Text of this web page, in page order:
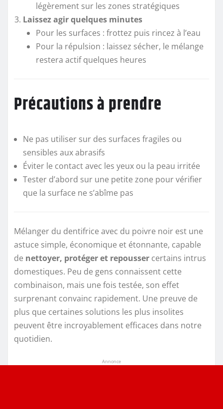
légèrement sur les zones stratégiques
Laissez agir quelques minutes
Pour les surfaces : frottez puis rincez à l’eau
Pour la répulsion : laissez sécher, le mélange
restera actif quelques heures
Précautions à prendre
Ne pas utiliser sur des surfaces fragiles ou
sensibles aux abrasifs
Éviter le contact avec les yeux ou la peau irritée
Tester d’abord sur une petite zone pour vérifier
que la surface ne s’abîme pas
Mélanger du dentifrice avec du poivre noir est une
astuce simple, économique et étonnante, capable
de nettoyer, protéger et repousser certains intrus
domestiques. Peu de gens connaissent cette
combinaison, mais une fois testée, son effet
surprenant convainc rapidement. Une preuve de
plus que certaines solutions les plus insolites
peuvent être incroyablement efficaces dans notre
quotidien.
Annonce